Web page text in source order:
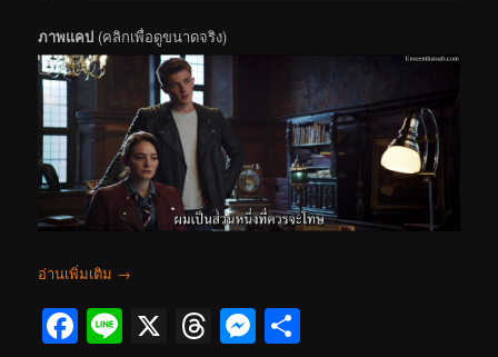
ภาพแคป (คลิกเพื่อดูขนาดจริง)
อ่านเพิ่มเติม →
Facebook
Line
X Threads
Messenger